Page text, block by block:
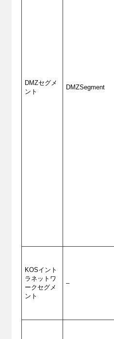
DMZセグメ
ント
DMZSegment
KOSイント
ラネットワ
ークセグメ
ント
–